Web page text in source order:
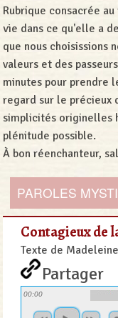
Rubrique consacrée
vie dans ce qu'elle a
que nous choisissions
valeurs et des
minutes pour prendre
regard sur le précieux
simplicités originelles
plénitude possible.
À bon réenchanteur,
PAROLES
Contagieux de
Texte de
Partager
00:00